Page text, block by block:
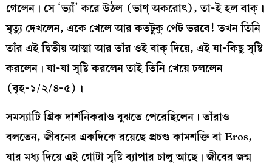
গেলেন। সে ‘ভ্যাঁ’ করে উঠল (ভাণ্‌ অকরোৎ), তা-ই হল বাক্‌।
মৃত্যু দেখলেন, একে খেলে আর কতটুকু পেট ভরবে! তখন তিনি
তাঁর এই দ্বিতীয় আত্মা আর তাঁর ওই বাক্‌ দিয়ে, এই যা-কিছু সৃষ্টি
করলেন। যা-যা সৃষ্টি করলেন তাই তিনি খেয়ে চললেন
(বৃহ-১/২/৪-৫)।
সমস্যাটি গ্রিক দার্শনিকরাও বুঝতে পেরেছিলেন। তাঁরাও
বলতেন, জীবনের একদিকে রয়েছে প্রচণ্ড কামশক্তি বা Eros,
যার মধ্য দিয়ে এই গোটা সৃষ্টি ব্যাপার চালু আছে। জীবের জন্ম